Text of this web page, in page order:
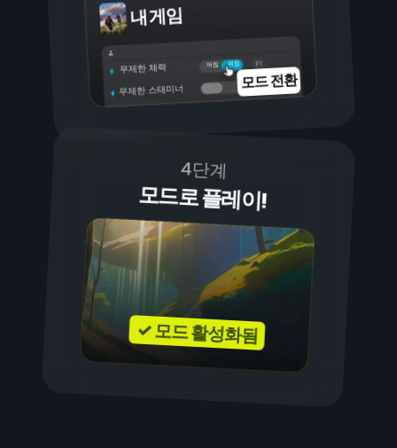
내 게임
켜짐
꺼짐
무제한 체력
무제한 스태미너 모드 전환
4단계
모드로 플레이!
✓ 모드 활성화됨